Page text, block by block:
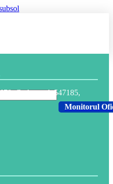
Monitorul
Cod postal: 547185,